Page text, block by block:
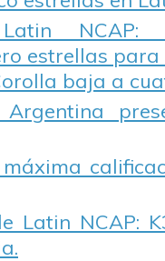
NCAP:
estrellas para
baja a
Argentina
Latin NCAP: